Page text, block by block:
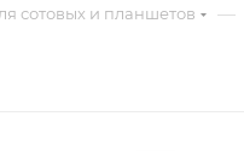
сотовых и планшетов —